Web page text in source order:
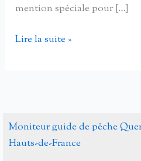
mention spéciale pour […]
Welcome
en
Islande
Lire la suite »
Moniteur guide de pêche
Hauts-de-France